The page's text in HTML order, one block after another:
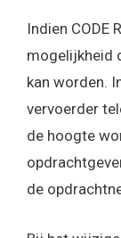
Indien CODE
mogelijkheid
kan worden.
vervoerder
de hoogte
de